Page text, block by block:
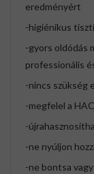
eredményért
-higiénikus
-gyors oldódás
professionális
-nincs szükség
-megfelel a
-
-ne nyúljon
-ne bontsa